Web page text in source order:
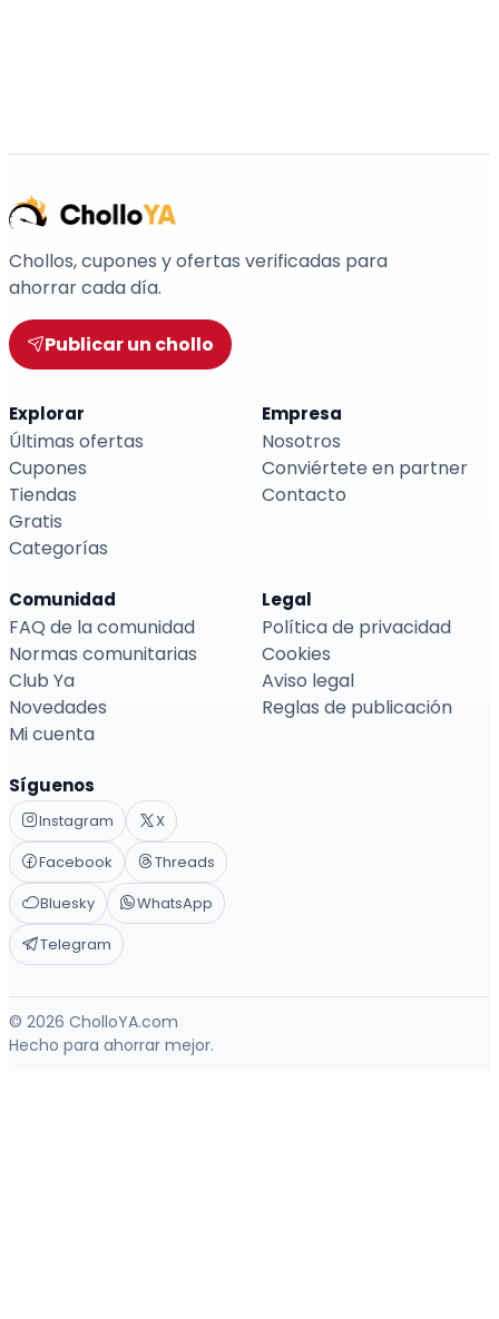
Chollos, cupones y ofertas verificadas para
ahorrar cada día.
Publicar un chollo
Explorar
Últimas ofertas
Cupones
Tiendas
Gratis
Categorías
Empresa
Nosotros
Conviértete en partner
Contacto
Comunidad
FAQ de la comunidad
Normas comunitarias
Club Ya
Novedades
Mi cuenta
Legal
Política de privacidad
Cookies
Aviso legal
Reglas de publicación
Síguenos
Instagram
X
Facebook
Threads
Bluesky
WhatsApp
Telegram
© 2026 CholloYA.com
Hecho para ahorrar mejor.